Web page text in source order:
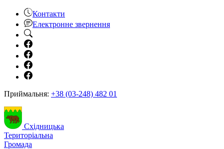
Контакти
Електронне звернення
Приймальня: +38 (03-248) 482 01
Східницька
Територіальна
Громада